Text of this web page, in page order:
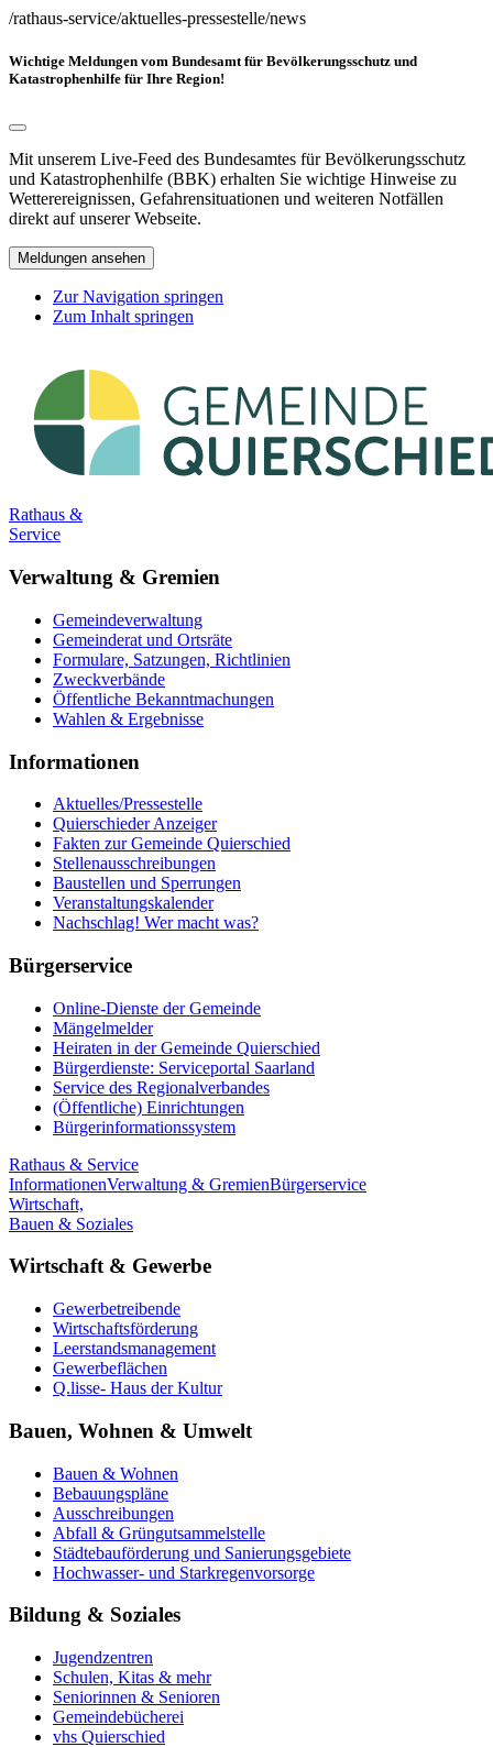
/rathaus-service/aktuelles-pressestelle/news
Wichtige Meldungen vom Bundesamt für Bevölkerungsschutz und
Katastrophenhilfe für Ihre Region!
Mit unserem Live-Feed des Bundesamtes für Bevölkerungsschutz
und Katastrophenhilfe (BBK) erhalten Sie wichtige Hinweise zu
Wetterereignissen, Gefahrensituationen und weiteren Notfällen
direkt auf unserer Webseite.
Meldungen ansehen
Zur Navigation springen
Zum Inhalt springen
Rathaus &
Service
Verwaltung & Gremien
Gemeindeverwaltung
Gemeinderat und Ortsräte
Formulare, Satzungen, Richtlinien
Zweckverbände
Öffentliche Bekanntmachungen
Wahlen & Ergebnisse
Informationen
Aktuelles/Pressestelle
Quierschieder Anzeiger
Fakten zur Gemeinde Quierschied
Stellenausschreibungen
Baustellen und Sperrungen
Veranstaltungskalender
Nachschlag! Wer macht was?
Bürgerservice
Online-Dienste der Gemeinde
Mängelmelder
Heiraten in der Gemeinde Quierschied
Bürgerdienste: Serviceportal Saarland
Service des Regionalverbandes
(Öffentliche) Einrichtungen
Bürgerinformationssystem
Rathaus & Service
InformationenVerwaltung & GremienBürgerservice
Wirtschaft,
Bauen & Soziales
Wirtschaft & Gewerbe
Gewerbetreibende
Wirtschaftsförderung
Leerstandsmanagement
Gewerbeflächen
Q.lisse- Haus der Kultur
Bauen, Wohnen & Umwelt
Bauen & Wohnen
Bebauungspläne
Ausschreibungen
Abfall & Grüngutsammelstelle
Städtebauförderung und Sanierungsgebiete
Hochwasser- und Starkregenvorsorge
Bildung & Soziales
Jugendzentren
Schulen, Kitas & mehr
Seniorinnen & Senioren
Gemeindebücherei
vhs Quierschied